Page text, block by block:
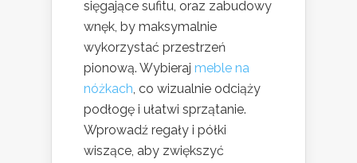
sięgające sufitu, oraz zabudowy
wnęk, by maksymalnie
wykorzystać przestrzeń
pionową. Wybieraj meble na
nóżkach, co wizualnie odciąży
podłogę i ułatwi sprzątanie.
Wprowadź regały i półki
wiszące, aby zwiększyć